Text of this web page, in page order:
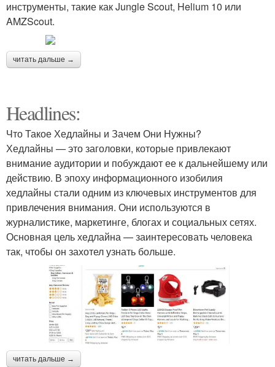
инструменты, такие как Jungle Scout, Helium 10 или
AMZScout.
читать дальше →
Headlines:
Что Такое Хедлайны и Зачем Они Нужны?
Хедлайны — это заголовки, которые привлекают
внимание аудитории и побуждают ее к дальнейшему или
действию. В эпоху информационного изобилия
хедлайны стали одним из ключевых инструментов для
привлечения внимания. Они используются в
журналистике, маркетинге, блогах и социальных сетях.
Основная цель хедлайна — заинтересовать человека
так, чтобы он захотел узнать больше.
читать дальше →